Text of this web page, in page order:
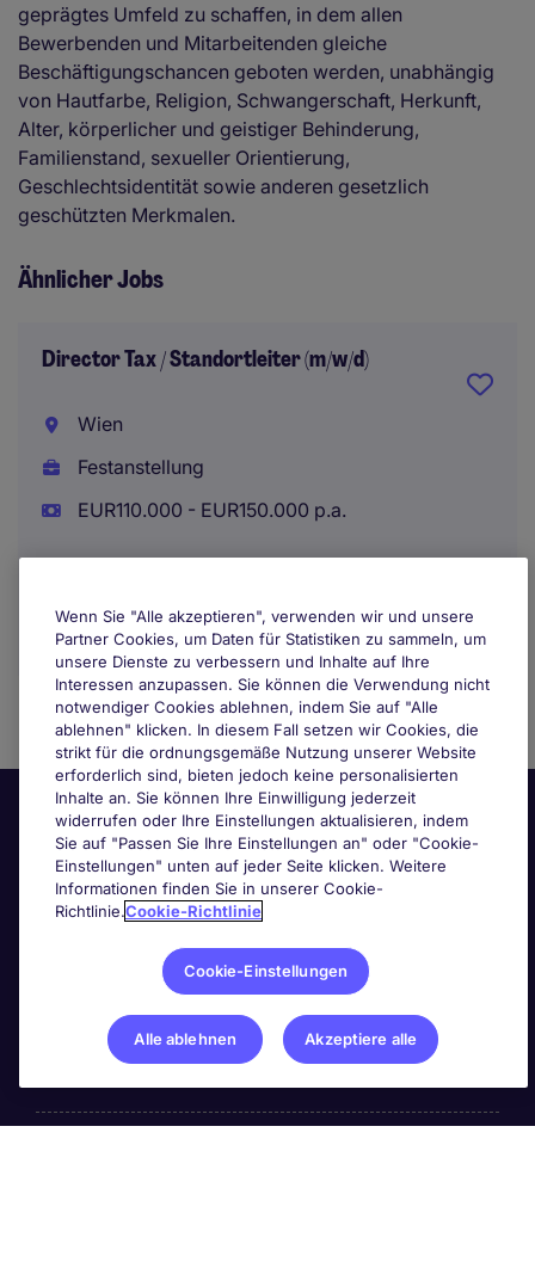
geprägtes Umfeld zu schaffen, in dem allen
Bewerbenden und Mitarbeitenden gleiche
Beschäftigungschancen geboten werden, unabhängig
von Hautfarbe, Religion, Schwangerschaft, Herkunft,
Alter, körperlicher und geistiger Behinderung,
Familienstand, sexueller Orientierung,
Geschlechtsidentität sowie anderen gesetzlich
geschützten Merkmalen.
Ähnlicher Jobs
Director Tax / Standortleiter (m/w/d)
Wien
Festanstellung
EUR110.000 - EUR150.000 p.a.
Nach Berufsfeld suchen
Wenn Sie "Alle akzeptieren", verwenden wir und unsere
Partner Cookies, um Daten für Statistiken zu sammeln, um
unsere Dienste zu verbessern und Inhalte auf Ihre
Interessen anzupassen. Sie können die Verwendung nicht
notwendiger Cookies ablehnen, indem Sie auf "Alle
ablehnen" klicken. In diesem Fall setzen wir Cookies, die
strikt für die ordnungsgemäße Nutzung unserer Website
erforderlich sind, bieten jedoch keine personalisierten
Inhalte an. Sie können Ihre Einwilligung jederzeit
widerrufen oder Ihre Einstellungen aktualisieren, indem
Sie auf "Passen Sie Ihre Einstellungen an" oder "Cookie-
Einstellungen" unten auf jeder Seite klicken. Weitere
Informationen finden Sie in unserer Cookie-
Richtlinie.Cookie-Richtlinie
Cookie-Einstellungen
Alle ablehnen Akzeptiere alle